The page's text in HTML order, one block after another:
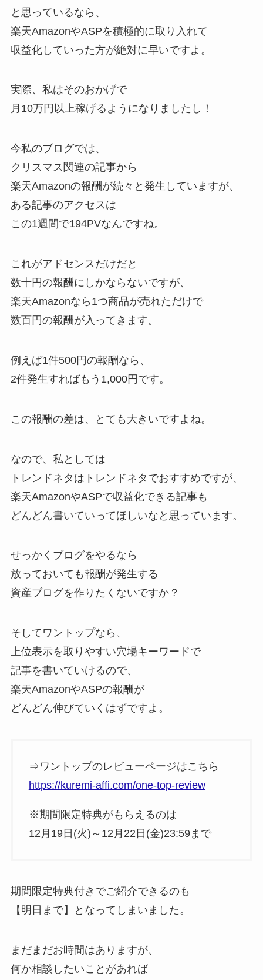
と思っているなら、
楽天AmazonやASPを積極的に取り入れて
収益化していった方が絶対に早いですよ。
実際、私はそのおかげで
月10万円以上稼げるようになりましたし！
今私のブログでは、
クリスマス関連の記事から
楽天Amazonの報酬が続々と発生していますが、
ある記事のアクセスは
この1週間で194PVなんですね。
これがアドセンスだけだと
数十円の報酬にしかならないですが、
楽天Amazonなら1つ商品が売れただけで
数百円の報酬が入ってきます。
例えば1件500円の報酬なら、
2件発生すればもう1,000円です。
この報酬の差は、とても大きいですよね。
なので、私としては
トレンドネタはトレンドネタでおすすめですが、
楽天AmazonやASPで収益化できる記事も
どんどん書いていってほしいなと思っています。
せっかくブログをやるなら
放っておいても報酬が発生する
資産ブログを作りたくないですか？
そしてワントップなら、
上位表示を取りやすい穴場キーワードで
記事を書いていけるので、
楽天AmazonやASPの報酬が
どんどん伸びていくはずですよ。
⇒ワントップのレビューページはこちら
https://kuremi-affi.com/one-top-review
※期間限定特典がもらえるのは
12月19日(火)～12月22日(金)23:59まで
期間限定特典付きでご紹介できるのも
【明日まで】となってしまいました。
まだまだお時間はありますが、
何か相談したいことがあれば